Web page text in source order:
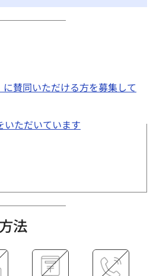
に賛同いただける方を募集して
いただいています
法